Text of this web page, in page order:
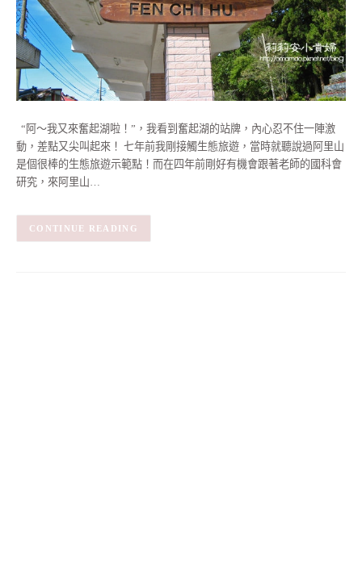
“阿～我又來奮起湖啦！”，我看到奮起湖的站牌，內心忍不住一陣激
動，差點又尖叫起來！ 七年前我剛接觸生態旅遊，當時就聽說過阿里山
是個很棒的生態旅遊示範點！而在四年前剛好有機會跟著老師的國科會
研究，來阿里山…
CONTINUE READING